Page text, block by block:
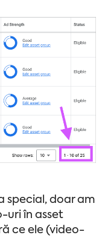
special, doar am
uri în asset
ce ele (video-